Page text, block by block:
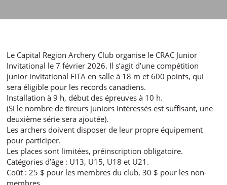
Le Capital Region Archery Club organise le CRAC Junior
Invitational le 7 février 2026. Il s’agit d’une compétition
junior invitational FITA en salle à 18 m et 600 points, qui
sera éligible pour les records canadiens.
Installation à 9 h, début des épreuves à 10 h.
(Si le nombre de tireurs juniors intéressés est suffisant, une
deuxième série sera ajoutée).
Les archers doivent disposer de leur propre équipement
pour participer.
Les places sont limitées, préinscription obligatoire.
Catégories d’âge : U13, U15, U18 et U21.
Coût : 25 $ pour les membres du club, 30 $ pour les non-
membres.